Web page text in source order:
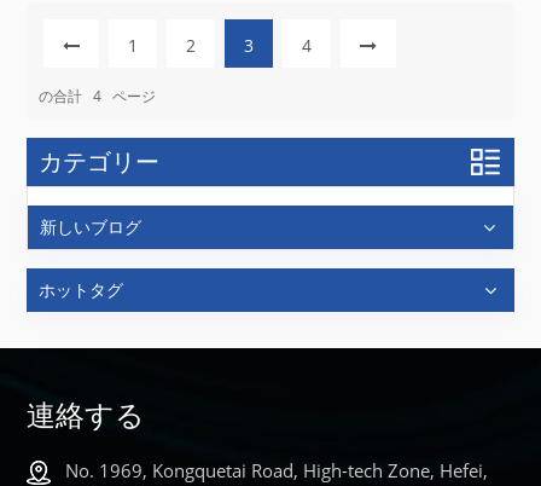
1 2 3 4
の合計 4 ページ
カテゴリー
新しいブログ
ホットタグ
連絡する
No. 1969, Kongquetai Road, High-tech Zone, Hefei,